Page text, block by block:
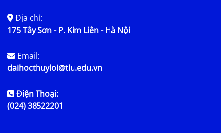
Địa chỉ:
175 Tây Sơn - P. Kim Liên - Hà Nội
Email:
daihocthuyloi@tlu.edu.vn
Điện Thoại:
(024) 38522201